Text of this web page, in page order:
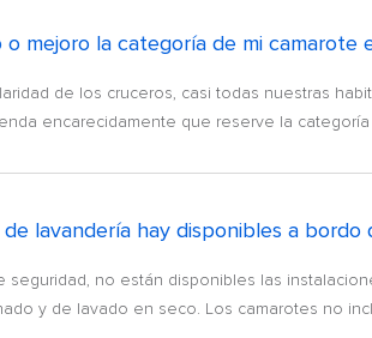
o mejoro la categoría de mi camarote
de los cruceros, casi todas nuestras
encarecidamente que reserve la
de lavandería hay disponibles a
seguridad, no están disponibles las
y de lavado en seco. Los camarotes no